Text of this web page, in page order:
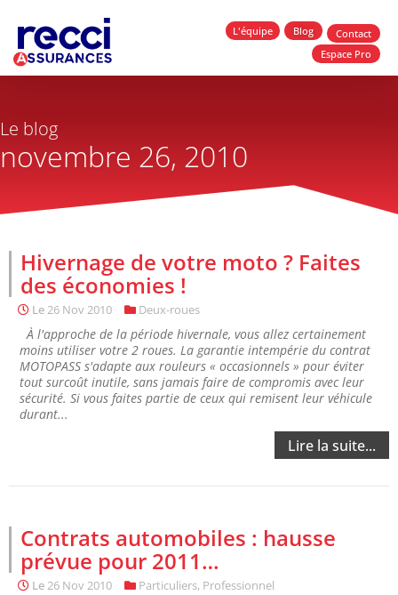
L'équipe Blog
Contact
Espace Pro
Le blog
novembre 26, 2010
Hivernage de votre moto ? Faites
des économies !
Le26 Nov 2010 Deux-roues
À l'approche de la période hivernale, vous allez certainement
moins utiliser votre 2 roues. La garantie intempérie du contrat
MOTOPASS s'adapte aux rouleurs « occasionnels » pour éviter
tout surcoût inutile, sans jamais faire de compromis avec leur
sécurité. Si vous faites partie de ceux qui remisent leur véhicule
durant...
Lire la suite...
Contrats automobiles : hausse
prévue pour 2011…
Le26 Nov 2010 Particuliers, Professionnel